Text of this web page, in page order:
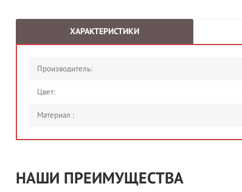
ХАРАКТЕРИСТИКИ
Производитель:
Цвет:
Материал :
НАШИ ПРЕИМУЩЕСТВА